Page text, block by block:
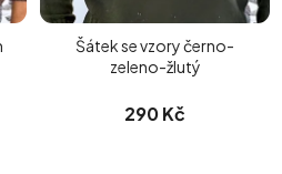
Šátek se vzory černo-
zeleno-žlutý
290 Kč